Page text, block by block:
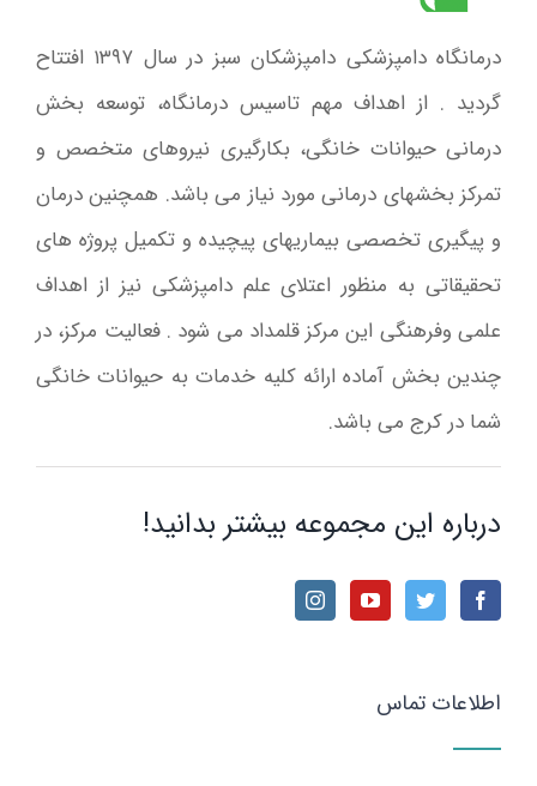
درمانگاه دامپزشکی دامپزشکان سبز در سال ۱۳۹۷ افتتاح
گردید . از اهداف مهم تاسیس درمانگاه، توسعه بخش
درمانی حیوانات خانگی، بکارگیری نیروهای متخصص و
تمرکز بخشهای درمانی مورد نیاز می باشد. همچنین درمان
و پیگیری تخصصی بیماریهای پیچیده و تکمیل پروژه های
تحقیقاتی به منظور اعتلای علم دامپزشکی نیز از اهداف
علمی وفرهنگی این مرکز قلمداد می شود . فعالیت مرکز، در
چندین بخش آماده ارائه کلیه خدمات به حیوانات خانگی
شما در کرج می باشد.
درباره این مجموعه بیشتر بدانید!
اطلاعات تماس